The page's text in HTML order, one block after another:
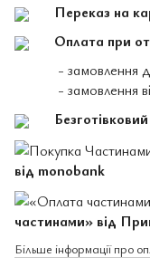
Переказ на
Оплата при
- замовлення
- замовлення
від monobank
частинами» від
Більше інформації про